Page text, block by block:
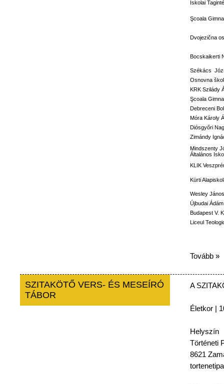
Iskolai
Şcoala
Dvojezična
Bocskaikerti
Székács
Osnovna
KRK Szilády
Şcoala
Debreceni
Móra Károly
Diósgyőri
Zimándy
Mindszenty
Általános
KLIK
Kürti
Wesley
Újbudai
Budapest V.
Liceul
Tovább »
SZITAKÖTŐ VERS- ÉS MESEÍRÓ
TÁBOR
A
Életkor |
Helyszín
Történeti
8621